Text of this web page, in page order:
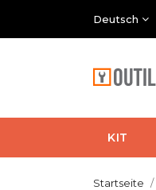
Deutsch
KIT
Startseite